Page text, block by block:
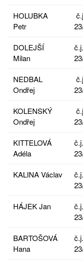
HOLUBKA
Petr
DOLEJŠÍ
Milan
č.j.
NEDBAL
Ondřej
KOLENSKÝ
Ondřej
KITTELOVÁ
Adéla
č.j.
KALINA Václav
č.j.
HÁJEK Jan
č.j.
BARTOŠOVÁ
Hana
č.j.